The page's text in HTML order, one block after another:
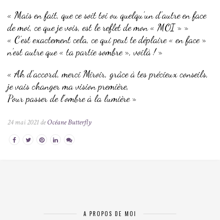
« Mais en fait, que ce soit toi ou quelqu’un d’autre en face
de moi, ce que je vois, est le reflet de mon « MOI » »
« C’est exactement cela, ce qui peut te déplaire « en face »
n’est autre que « ta partie sombre », voilà ! »
« Ah d’accord, merci Miroir, grâce à tes précieux conseils,
je vais changer ma vision première,
Pour passer de l’ombre à la lumière »
24 mai 2021 deOcéane Butterfly
A PROPOS DE MOI